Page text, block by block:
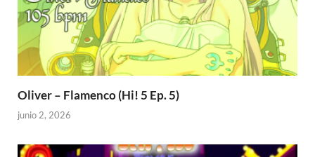
Oliver – Flamenco (Hi! 5 Ep. 5)
junio 2, 2026